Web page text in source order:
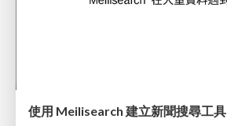
使用 Meilisearch 建立新聞搜尋工具